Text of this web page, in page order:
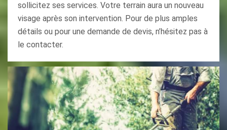
sollicitez ses services. Votre terrain aura un nouveau
visage après son intervention. Pour de plus amples
détails ou pour une demande de devis, n’hésitez pas à
le contacter.